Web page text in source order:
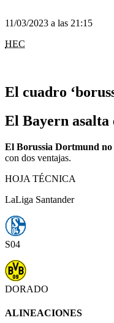
11/03/2023 a las 21:15
HEC
El cuadro
El Bayern asalta
El Borussia Dortmund no
con dos ventajas.
HOJA TÉCNICA
LaLiga Santander
S04
DORADO
ALINEACIONES